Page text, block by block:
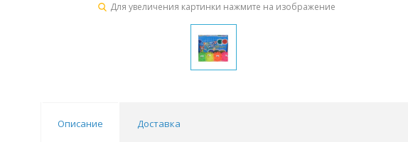
Для увеличения картинки нажмите на изображение
Описание Доставка